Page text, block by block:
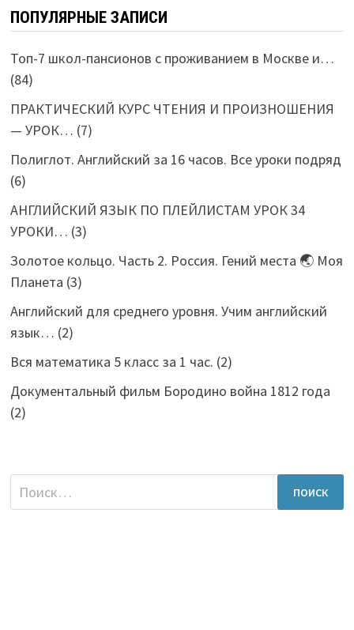
ПОПУЛЯРНЫЕ ЗАПИСИ
Топ-7 школ-пансионов с проживанием в Москве и…
(84)
ПРАКТИЧЕСКИЙ КУРС ЧТЕНИЯ И ПРОИЗНОШЕНИЯ
— УРОК… (7)
Полиглот. Английский за 16 часов. Все уроки подряд
(6)
АНГЛИЙСКИЙ ЯЗЫК ПО ПЛЕЙЛИСТАМ УРОК 34
УРОКИ… (3)
Золотое кольцо. Часть 2. Россия. Гений места 🌏 Моя
Планета (3)
Английский для среднего уровня. Учим английский
язык… (2)
Вся математика 5 класс за 1 час. (2)
Документальный фильм Бородино война 1812 года
(2)
Найти: